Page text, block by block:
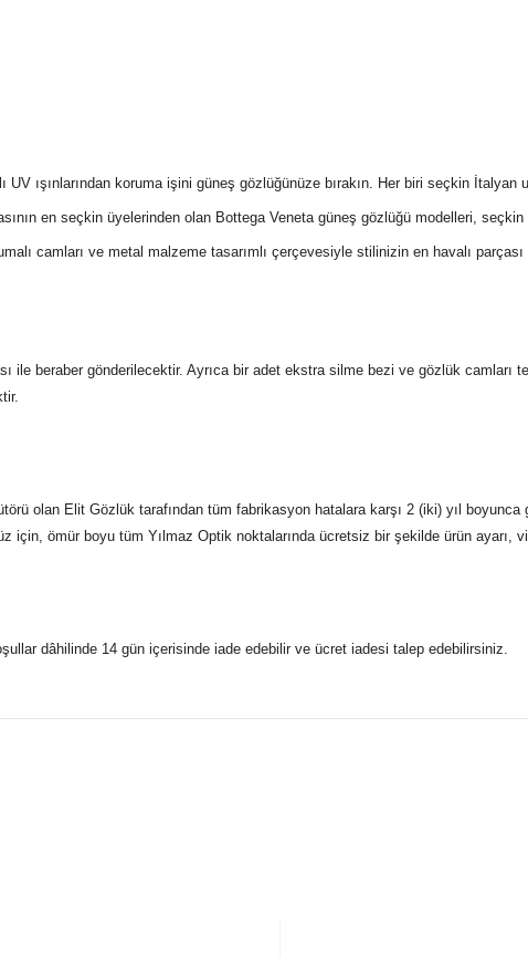
ışınlarından koruma işini güneş gözlüğünüze bırakın. Her biri seçkin
en seçkin üyelerinden olan Bottega Veneta güneş gözlüğü modelleri,
camları ve metal malzeme tasarımlı çerçevesiyle stilinizin en havalı parçası
ile beraber gönderilecektir. Ayrıca bir adet ekstra silme bezi ve gözlük
olan Elit Gözlük tarafından tüm fabrikasyon hatalara karşı 2 (iki) yıl
için, ömür boyu tüm Yılmaz Optik noktalarında ücretsiz bir şekilde ürün ayarı,
dâhilinde 14 gün içerisinde iade edebilir ve ücret iadesi talep edebilirsiniz.